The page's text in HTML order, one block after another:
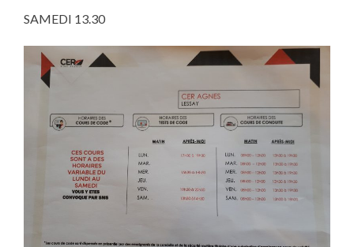
SAMEDI 13.30